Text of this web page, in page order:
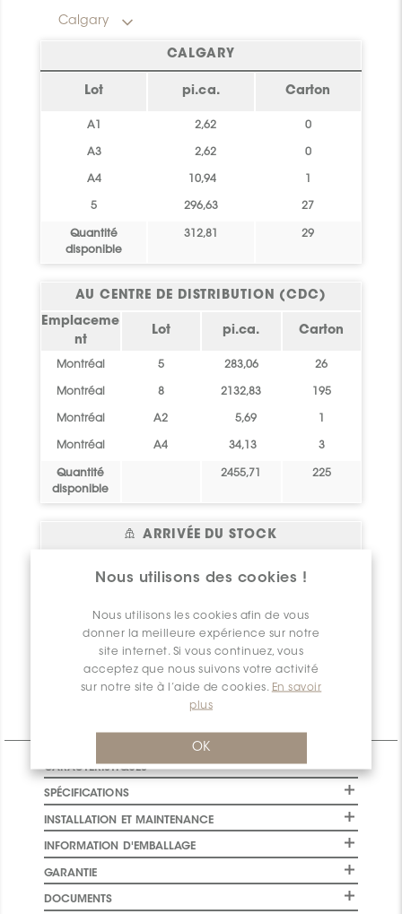
Nous utilisons des cookies !
Nous utilisons les cookies afin de vous
donner la meilleure expérience sur notre
site internet. Si vous continuez, vous
acceptez que nous suivons votre activité
sur notre site à l’aide de cookies. En savoir
plus
OK
Calgary
CALGARY
Lot pi.ca. Carton
A1 2,62 0
A3 2,62 0
A4 10,94
5 296,63 27
Quantité
disponible
312,81 29
AU CENTRE DE DISTRIBUTION (CDC)
Emplaceme
nt
Lot pi.ca. Carton
Montréal 5 283,06 26
Montréal 8 2132,83 195
Montréal A2 5,69
Montréal A4 34,13 3
Quantité
disponible
2455,71 225
ARRIVÉE DU STOCK
Statut pi.ca.
nt
d'arrivée
compte !
Quantité
disponible
0
Veuillez
vous
inscrire
pour avoir
accès à ces
informations
Informations Techniques
CARACTÉRISTIQUES
SPÉCIFICATIONS
INSTALLATION ET MAINTENANCE
INFORMATION D'EMBALLAGE
GARANTIE
DOCUMENTS